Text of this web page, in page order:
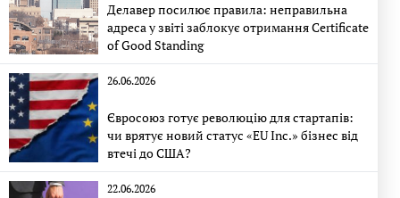
Делавер посилює правила: неправильна
адреса у звіті заблокує отримання Certificate
of Good Standing
26.06.2026
Євросоюз готує революцію для стартапів:
чи врятує новий статус «EU Inc.» бізнес від
втечі до США?
22.06.2026